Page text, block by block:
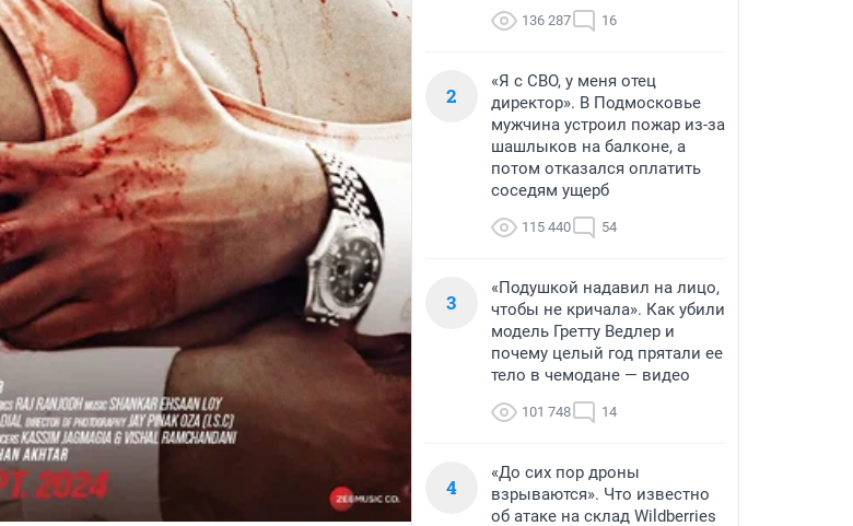
136 287 16
2
«Я с СВО, у меня отец
директор». В Подмосковье
мужчина устроил пожар из-за
шашлыков на балконе, а
потом отказался оплатить
соседям ущерб
115 440 54
3
«Подушкой надавил на лицо,
чтобы не кричала». Как убили
модель Гретту Ведлер и
почему целый год прятали ее
тело в чемодане — видео
101 748 14
4
«До сих пор дроны
взрываются». Что известно
об атаке на склад Wildberries